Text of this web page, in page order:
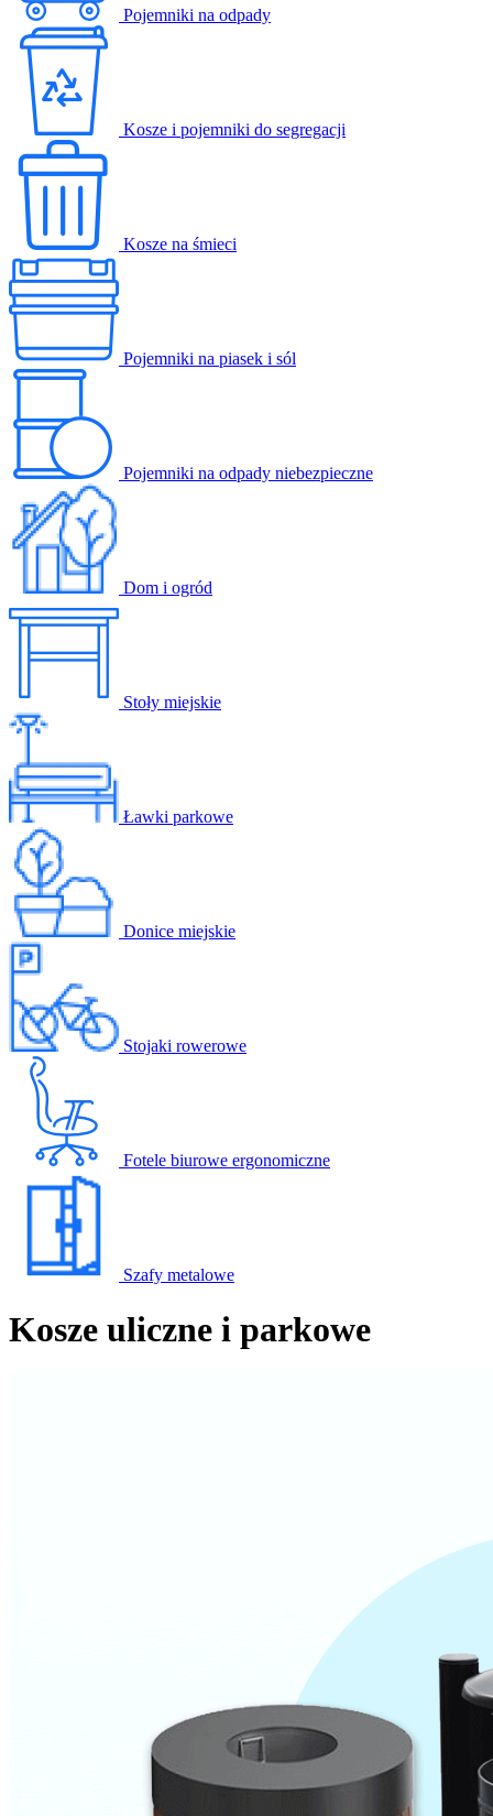
Pojemniki na odpady
Kosze i pojemniki do segregacji
Kosze na śmieci
Pojemniki na piasek i sól
Pojemniki na odpady niebezpieczne
Dom i ogród
Stoły miejskie
Ławki parkowe
Donice miejskie
Stojaki rowerowe
Fotele biurowe ergonomiczne
Szafy metalowe
Kosze uliczne i parkowe